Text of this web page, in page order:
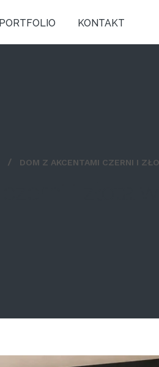
PORTFOLIO KONTAKT
DOM Z AKCENTAMI CZERNI I